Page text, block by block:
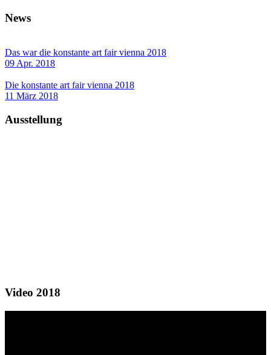
News
Das war die konstante art fair vienna 2018
09 Apr. 2018
Die konstante art fair vienna 2018
11 März 2018
Ausstellung
Video 2018